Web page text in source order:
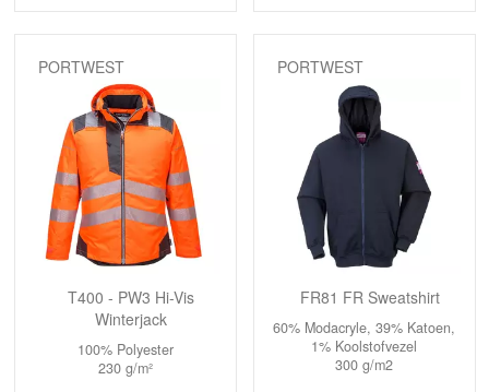
PORTWEST
T400 - PW3 Hi-Vis
Winterjack
100% Polyester
230 g/m²
PORTWEST
FR81 FR Sweatshirt
60% Modacryle, 39% Katoen,
1% Koolstofvezel
300 g/m2